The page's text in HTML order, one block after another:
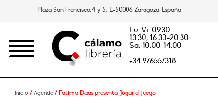
Plaza San Francisco, 4 y 5. E-50006 Zaragoza, España
Lu-Vi: 09.30-
13.30, 16.30-20.30
Sa: 10.00-14.00
+34 976557318
Inicio / Agenda / Fatima Daas presenta Jugar el juego